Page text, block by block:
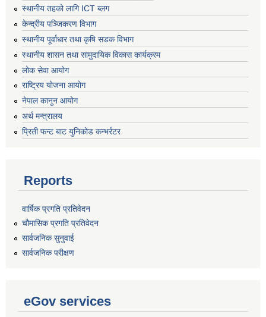
स्थानीय तहको लागि ICT ब्लग
केन्द्रीय पञ्जिकरण विभाग
स्थानीय पूर्वाधार तथा कृषि सडक विभाग
स्थानीय शासन तथा सामुदायिक विकास कार्यक्रम
लोक सेवा आयोग
राष्ट्रिय योजना आयोग
नेपाल कानुन आयोग
अर्थ मन्त्रालय
प्रिती फन्ट बाट युनिकोड कन्भर्रटर
Reports
वार्षिक प्रगति प्रतिवेदन
चौमासिक प्रगति प्रतिवेदन
सार्वजनिक सुनुवाई
सार्वजनिक परीक्षण
eGov services